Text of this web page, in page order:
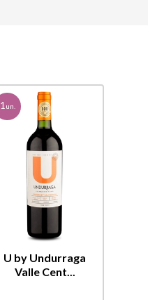
1 un.
U by Undurraga
Valle Cent...